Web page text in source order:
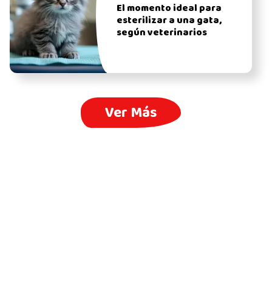
El momento ideal para
esterilizar a una gata,
según veterinarios
Ver Más